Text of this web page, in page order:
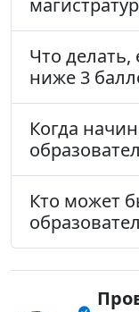
Что делать,
ниже 3
Когда
Кто может